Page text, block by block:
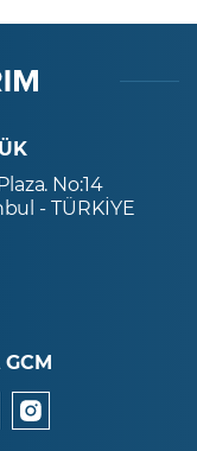
No:14
- TÜRKİYE
GCM